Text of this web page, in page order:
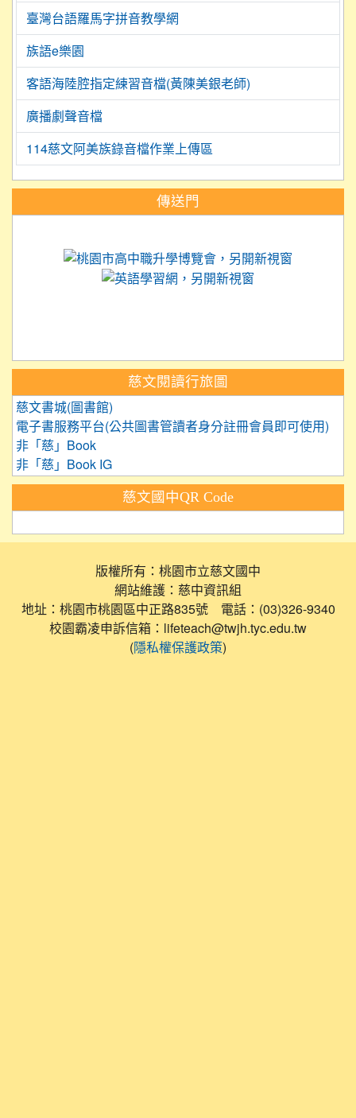
臺灣台語羅馬字拼音教學網
族語e樂園
客語海陸腔指定練習音檔(黃陳美銀老師)
廣播劇聲音檔
114慈文阿美族錄音檔作業上傳區
傳送門
慈文閱讀行旅圖
慈文書城(圖書館)
電子書服務平台(公共圖書管讀者身分註冊會員即可使用)
非「慈」Book
非「慈」Book IG
慈文國中QR Code
版權所有：桃園市立慈文國中
網站維護：慈中資訊組
地址：桃園市桃園區中正路835號 電話：(03)326-9340
校園霸凌申訴信箱：lifeteach@twjh.tyc.edu.tw
(隱私權保護政策)